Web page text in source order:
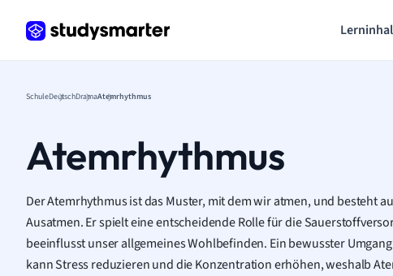
SchuleDeutschDramaAtemrhythmus
Atemrhythmus
Der Atemrhythmus ist das Muster, mit dem wir atmen, und besteht
Ausatmen. Er spielt eine entscheidende Rolle für die
beeinflusst unser allgemeines Wohlbefinden. Ein bewusster
kann Stress reduzieren und die Konzentration erhöhen, weshalb